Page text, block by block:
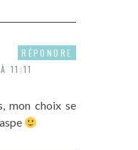
11:11
mon choix se
RÉPONDRE